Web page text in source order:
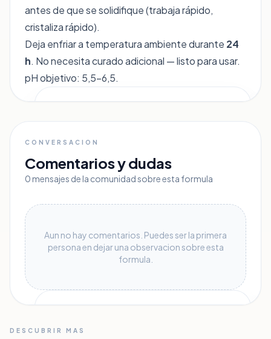
antes de que se solidifique (trabaja rápido,
cristaliza rápido).
Deja enfriar a temperatura ambiente durante 24
h. No necesita curado adicional — listo para usar.
pH objetivo: 5,5–6,5.
lock
completa
fases y el proceso completo de esta receta.
person_addCrear cuenta gratis
Iniciar sesión
CONVERSACION
Comentarios y dudas
0 mensajes de la comunidad sobre esta formula
Aun no hay comentarios. Puedes ser la primera
persona en dejar una observacion sobre esta
formula.
DESCUBRIR MAS